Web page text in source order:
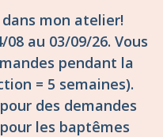
mon atelier!
au 03/09/26. Vous
pendant la
= 5 semaines).
des demandes
les baptêmes